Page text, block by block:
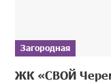
Загородная
ЖК «СВОЙ